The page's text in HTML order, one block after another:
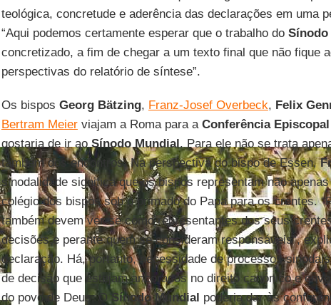
teológica, concretude e aderência das declarações em uma
“Aqui podemos certamente esperar que o trabalho do Sínodo
concretizado, a fim de chegar a um texto final que não fique
perspectivas do relatório de síntese”.
Os bispos Georg Bätzing, Franz-Josef Overbeck, Felix
Bertram Meierviajam a Roma para a Conferência
gostaria de ir aoSínodo Mundial. Para ele não se trata
também dos encontros. Na perspectiva do bispo de Essen,
sinodalidade significa que os bispos representam não
colégio dos bispos sob o primado do Papa para os crentes.
também devem ver-se como representantes dos seus
decisões e perante quem se consideram responsáveis”,
declaração. Há, portanto, necessidade de processos
de decisão que estejam ancorados no direito canónico e
do povo de Deus. OSínodo Mundial poderia dar às